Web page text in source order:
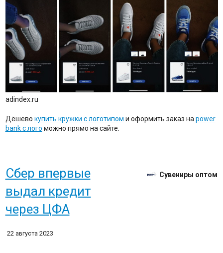
adindex.ru
Дёшево купить кружки с логотипом и оформить заказ на power
bank с лого можно прямо на сайте.
Сбер впервые
выдал кредит
через ЦФА
Сувениры оптом
22 августа 2023